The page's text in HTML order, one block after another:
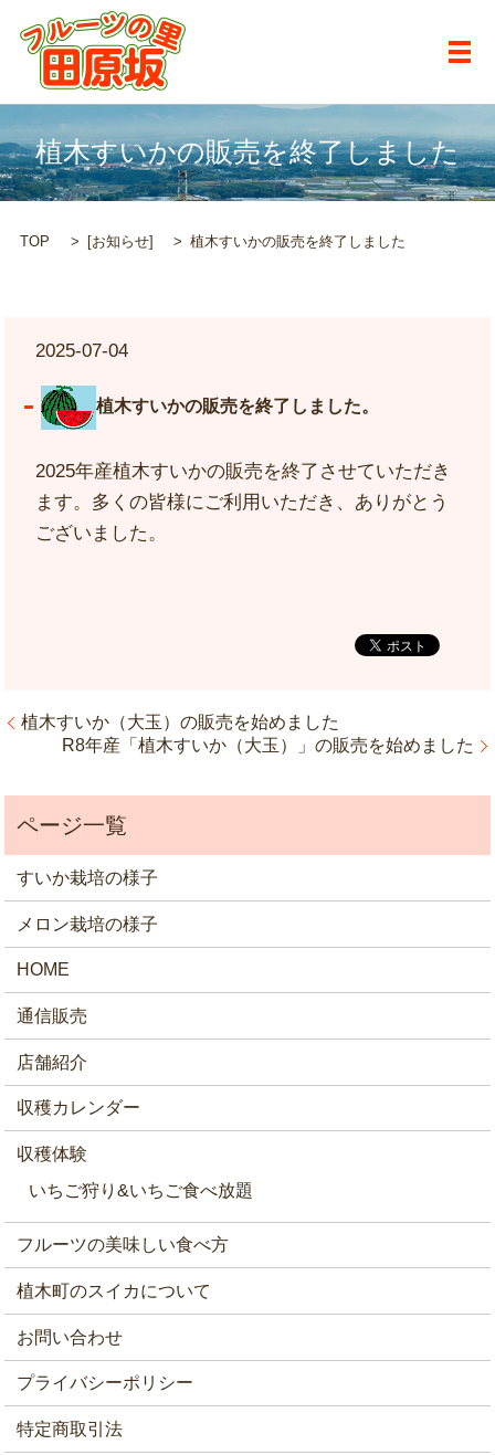
メ
植木すいかの販売を終了しました
TOP [お知らせ] 植木すいかの販売を終了しました
2025-07-04
植木すいかの販売を終了しました。
2025年産植木すいかの販売を終了させていただき
ます。多くの皆様にご利用いただき、ありがとう
ございました。
植木すいか（大玉）の販売を始めました
R8年産「植木すいか（大玉）」の販売を始めました
すいか栽培の様子
メロン栽培の様子
HOME
通信販売
店舗紹介
収穫カレンダー
収穫体験
いちご狩り&いちご食べ放題
フルーツの美味しい食べ方
植木町のスイカについて
お問い合わせ
プライバシーポリシー
特定商取引法